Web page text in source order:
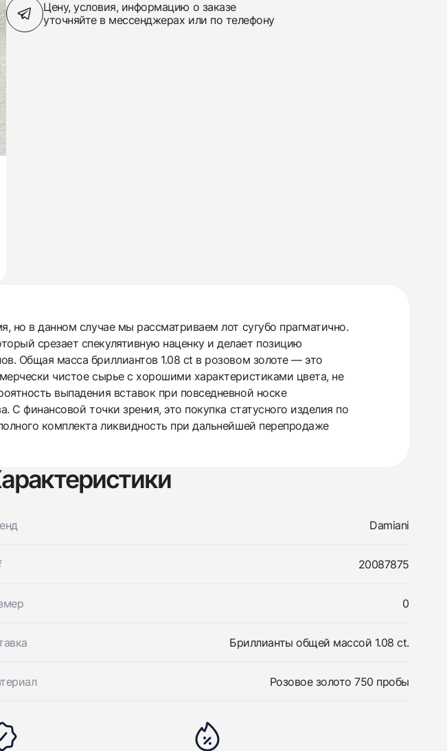
Цену, условия, информацию о заказе
уточняйте в мессенджерах или по телефону
в данном случае мы рассматриваем лот сугубо прагматично.
срезает спекулятивную наценку и делает позицию
Общая масса бриллиантов 1.08 ct в розовом золоте — это
чистое сырье с хорошими характеристиками цвета, не
выпадения вставок при повседневной носке
С финансовой точки зрения, это покупка статусного изделия по
комплекта ликвидность при дальнейшей перепродаже
Damiani
20087875
0
Бриллианты общей массой 1.08 ct.
Розовое золото 750 пробы
и мы свяжемся с
и мы свяжемся с
часов…